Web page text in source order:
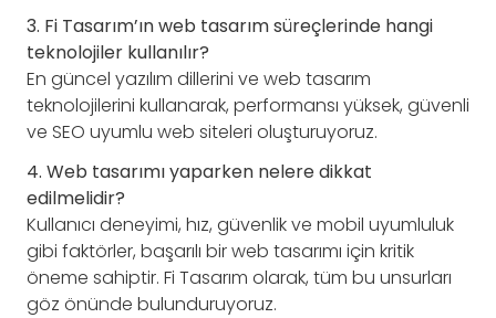
3. Fi Tasarım’ın web tasarım süreçlerinde hangi
teknolojiler kullanılır?
En güncel yazılım dillerini ve web tasarım
teknolojilerini kullanarak, performansı yüksek, güvenli
ve SEO uyumlu web siteleri oluşturuyoruz.
4. Web tasarımı yaparken nelere dikkat
edilmelidir?
Kullanıcı deneyimi, hız, güvenlik ve mobil uyumluluk
gibi faktörler, başarılı bir web tasarımı için kritik
öneme sahiptir. Fi Tasarım olarak, tüm bu unsurları
göz önünde bulunduruyoruz.